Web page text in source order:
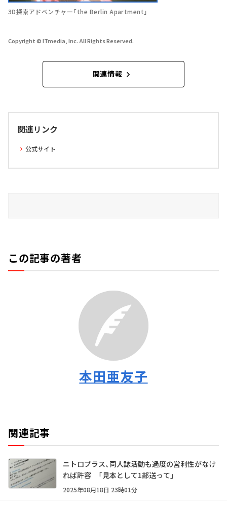
3D探索アドベンチャー「the Berlin Apartment」
Copyright © ITmedia, Inc. All Rights Reserved.
関連情報
関連リンク
公式サイト
この記事の著者
本田亜友子
関連記事
ニトロプラス、同人誌活動も過度の営利性がなけ
れば許容 「見本として1部送って」
2025年08月18日 23時01分